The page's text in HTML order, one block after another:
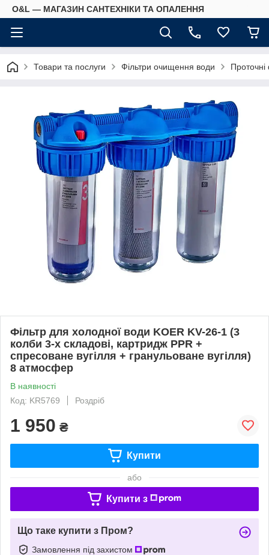
O&L — МАГАЗИН САНТЕХНІКИ ТА ОПАЛЕННЯ
Товари та послуги Фільтри очищення води Проточні
Фільтр для холодної води KOER KV-26-1 (3
колби 3-х складові, картридж PPR +
спресоване вугілля + гранульоване вугілля)
8 атмосфер
В наявності
Код: KR5769
Роздріб
1 950 ₴
Купити
або
Купити з
Що таке купити з Пром?
Замовлення під захистом